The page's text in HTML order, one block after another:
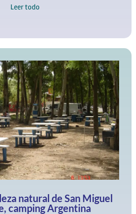
natural de San Miguel
camping Argentina
es un lugar espectacular en el cual
experiencias de camping y